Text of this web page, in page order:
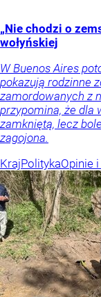
„Nie chodzi o
wołyńskiej
W Buenos Aires
pokazują rodzinne
zamordowanych z
przypomina, że dla
zamkniętą, lecz
zagojona.
KrajPolitykaOpinie